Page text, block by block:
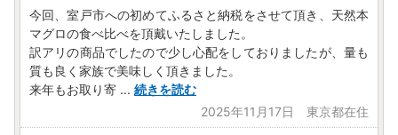
今回、室戸市への初めてふるさと納税をさせて頂き、天然本
マグロの食べ比べを頂戴いたしました。
訳アリの商品でしたので少し心配をしておりましたが、量も
質も良く家族で美味しく頂きました。
来年もお取り寄 ... 続きを読む
2025年11月17日 東京都在住